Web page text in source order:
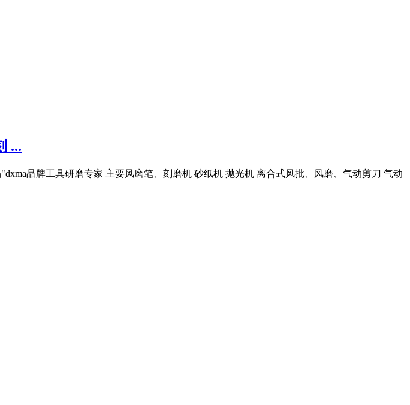
...
品牌工具研磨专家 主要风磨笔、刻磨机 砂纸机 抛光机 离合式风批、风磨、气动剪刀 气动